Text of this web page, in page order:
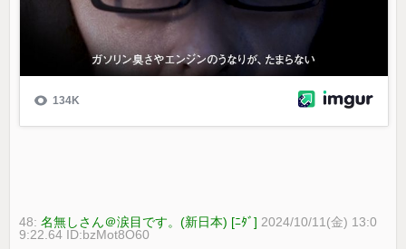
48:名無しさん＠涙目です。(新日本) [ﾆﾀﾞ] 2024/10/11(金) 13:0
9:22.64 ID:bzMot8O60